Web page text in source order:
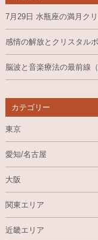
7月29日 水瓶座の満月ク
感情の解放とクリスタル
脳波と音楽療法の最前線
カテゴリー
東京
愛知/名古屋
大阪
関東エリア
近畿エリア